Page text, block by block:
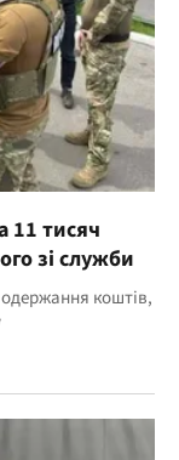
11 тисяч
зі служби
коштів,